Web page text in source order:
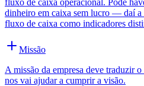
dinheiro em caixa sem lucro — daí
fluxo de caixa como indicadores
Missão
A missão da empresa deve traduzir
nos vai ajudar a cumprir a visão.